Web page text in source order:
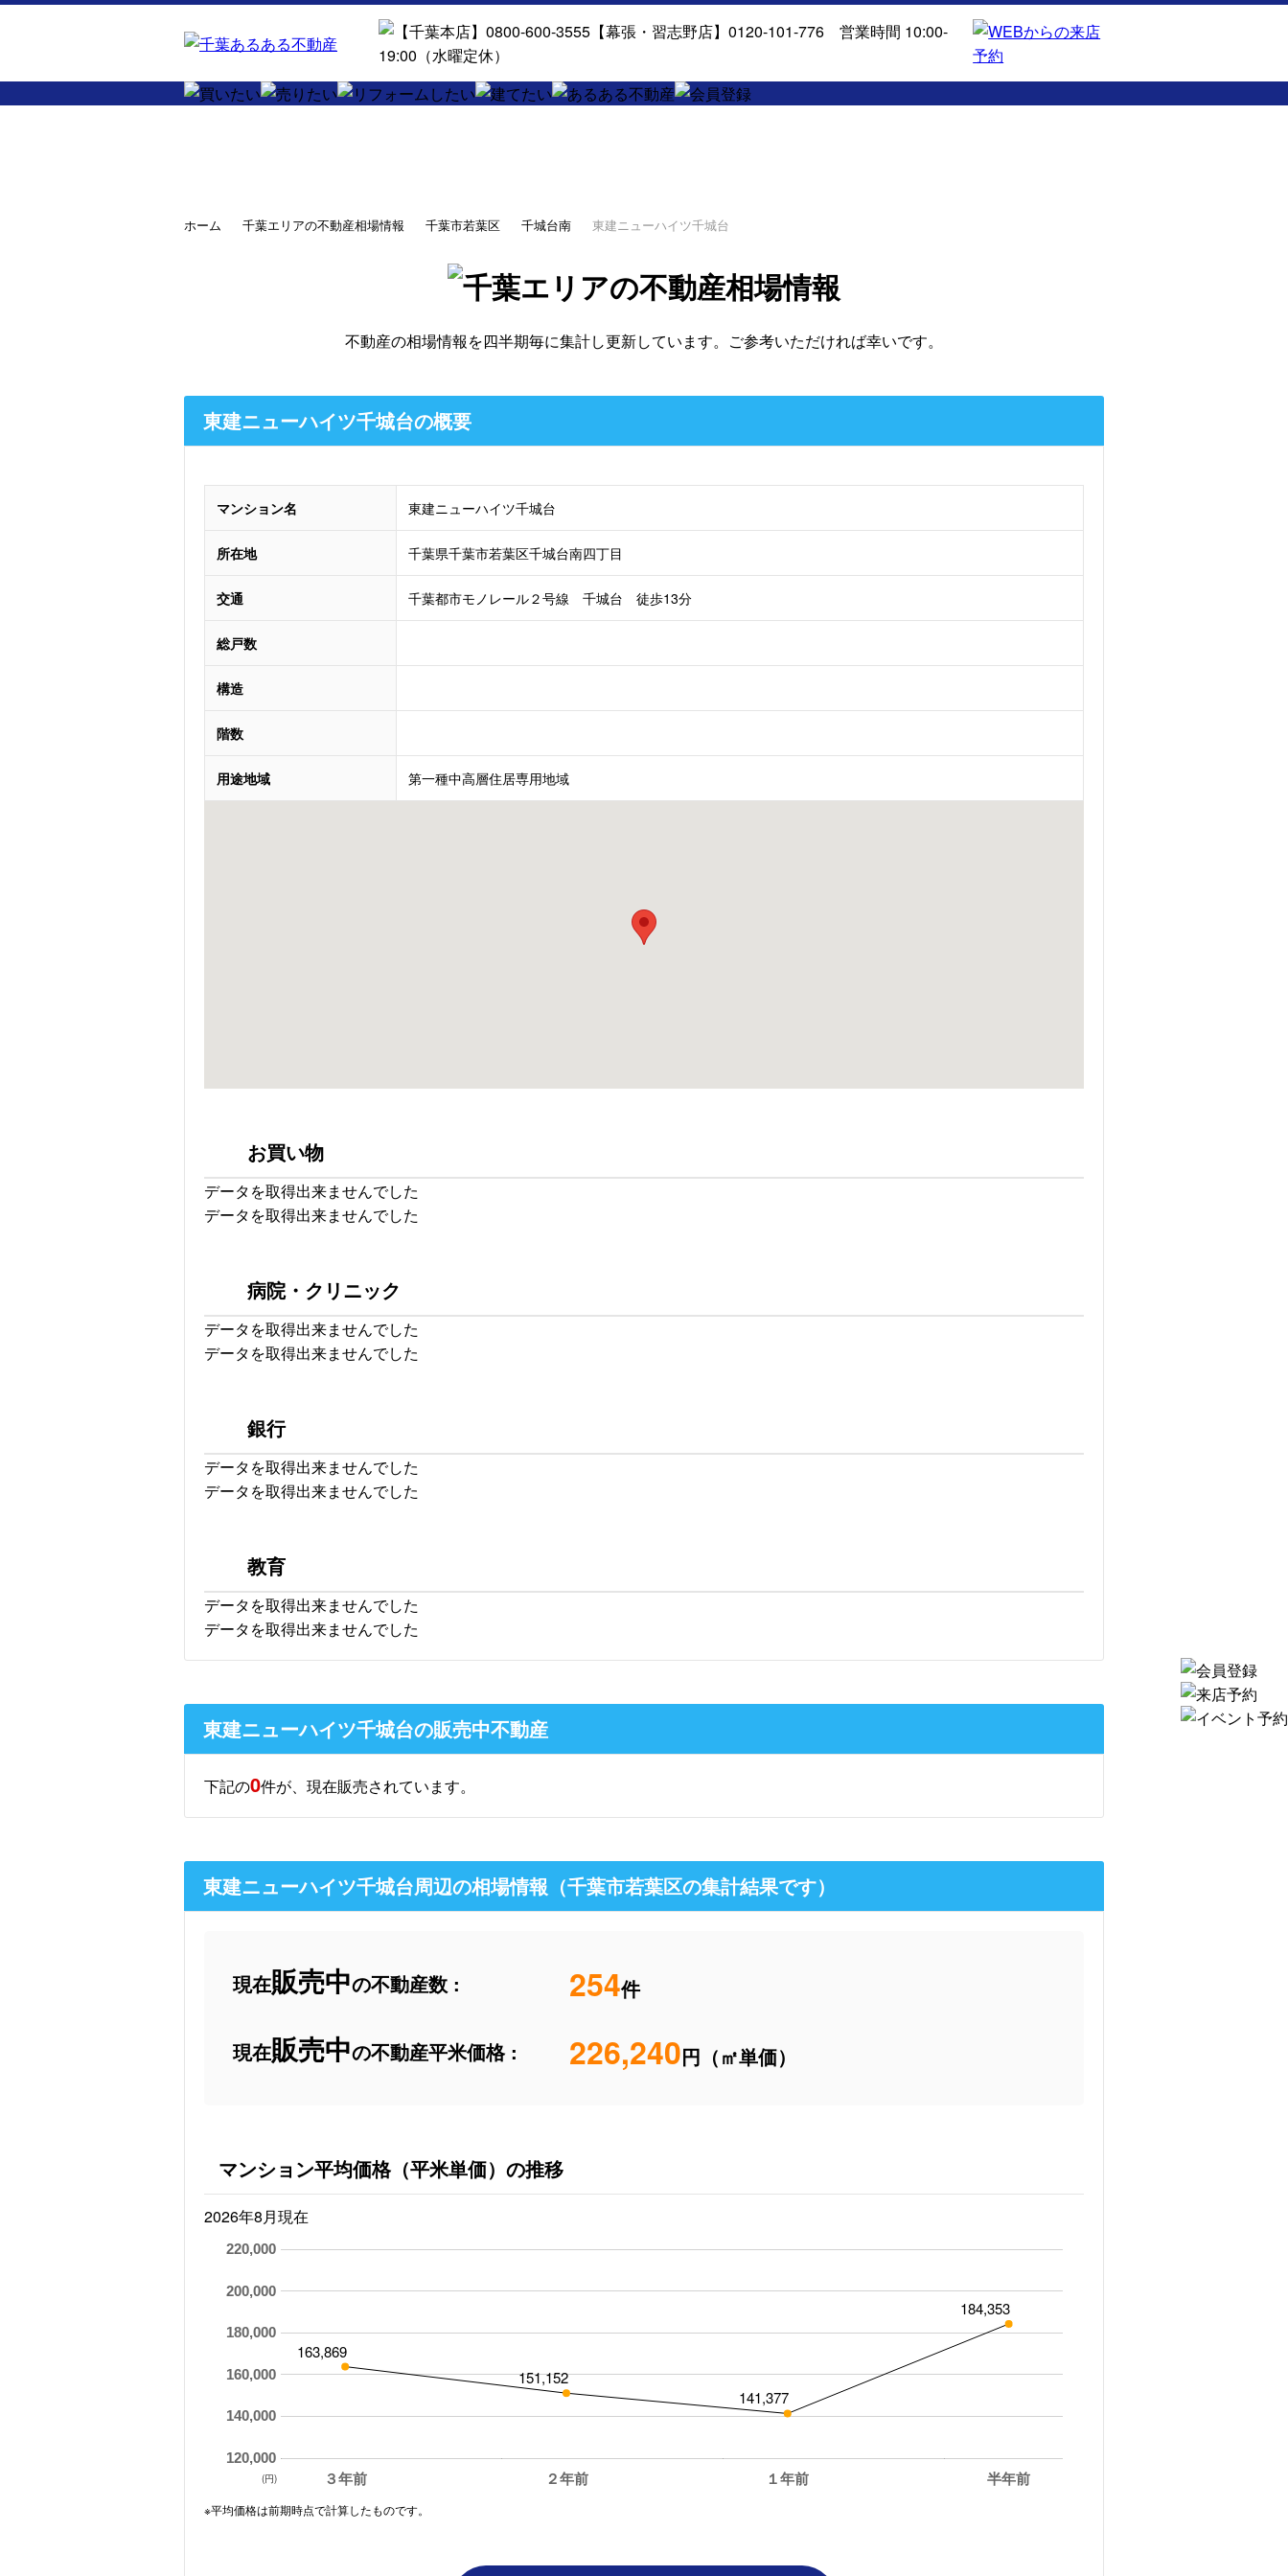
ホーム 千葉エリアの不動産相場情報 千葉市若葉区 千城台南 東建ニューハイツ千城台
不動産の相場情報を四半期毎に集計し更新しています。ご参考いただければ幸いです。
東建ニューハイツ千城台の概要
マンション名 東建ニューハイツ千城台
所在地 千葉県千葉市若葉区千城台南四丁目
交通 千葉都市モノレール２号線 千城台 徒歩13分
総戸数
構造
階数
用途地域 第一種中高層住居専用地域
お買い物
データを取得出来ませんでした
データを取得出来ませんでした
病院・クリニック
データを取得出来ませんでした
データを取得出来ませんでした
銀行
データを取得出来ませんでした
データを取得出来ませんでした
教育
データを取得出来ませんでした
データを取得出来ませんでした
東建ニューハイツ千城台の販売中不動産
下記の0件が、現在販売されています。
東建ニューハイツ千城台周辺の相場情報（千葉市若葉区の集計結果です）
現在販売中の不動産数 : 254件
現在販売中の不動産平米価格 : 226,240円（㎡単価）
マンション平均価格（平米単価）の推移
2026年8月現在
３年前 ２年前 １年前 半年前
120,000
140,000
160,000
180,000
200,000
220,000
163,869
151,152
141,377
184,353
(円)
※平均価格は前期時点で計算したものです。